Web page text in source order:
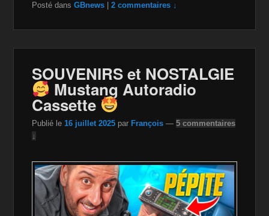
c
e
b
o
o
k
tt
er
a
z
o
n
W
is
h
st
ail p
y
Li
n
k
ta
g
er
Posté dans GBnews |2 commentaires ↓
SOUVENIRS et NOSTALGIE
Mustang Autoradio
Cassette
Publié le 16 juillet 2025 par François —5 commentaires
↓